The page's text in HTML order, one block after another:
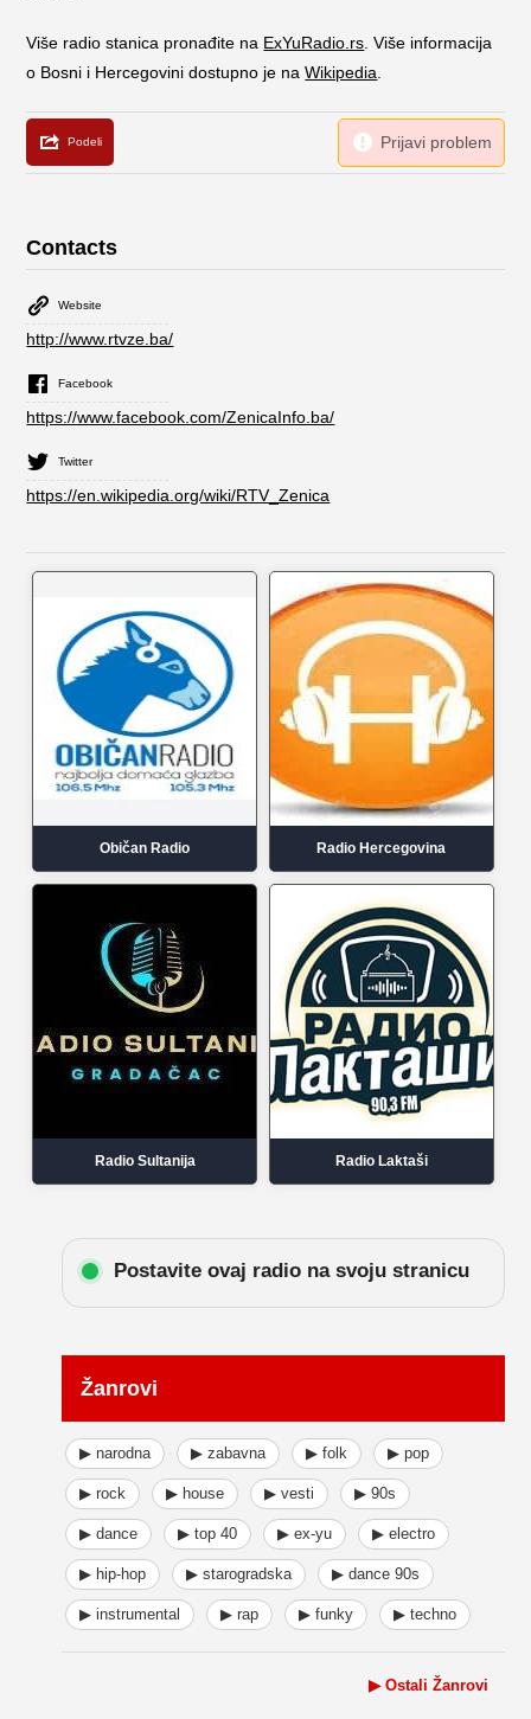
Više radio stanica pronađite na ExYuRadio.rs . Više informacija
o Bosni i Hercegovini dostupno je naWikipedia
Contacts
Website
http://www.rtvze.ba/
Facebook
https://www.facebook.com/ZenicaInfo.ba/
Twitter
https://en.wikipedia.org/wiki/RTV_Zenica
Običan Radio Radio Hercegovina
Radio Sultanija Radio Laktaši
Postavite ovaj radio na svoju stranicu
Žanrovi
▶ narodna ▶ zabavna ▶ folk ▶ pop
▶ rock ▶ house ▶ vesti ▶ 90s
▶ dance ▶ top 40 ▶ ex-yu ▶ electro
▶ hip-hop ▶ starogradska ▶ dance 90s
▶ instrumental ▶ rap ▶ funky ▶ techno
▶ Ostali Žanrovi